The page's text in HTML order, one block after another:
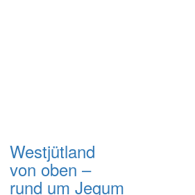
Westjütland
von oben –
rund um Jegum